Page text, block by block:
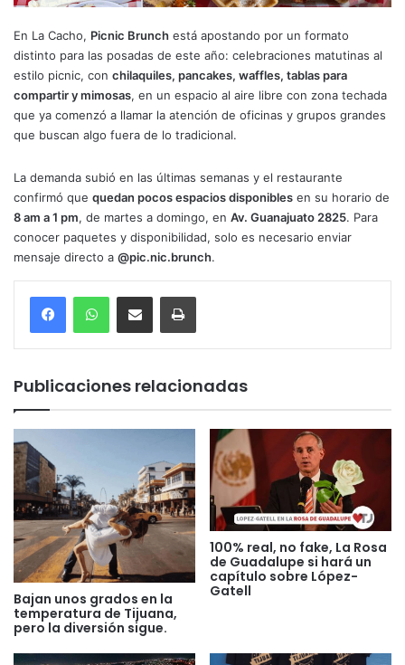
En La Cacho, Picnic Brunch está apostando por un formato
distinto para las posadas de este año: celebraciones matutinas al
estilo picnic, con chilaquiles, pancakes, waffles, tablas para
compartir y mimosas, en un espacio al aire libre con zona techada
que ya comenzó a llamar la atención de oficinas y grupos grandes
que buscan algo fuera de lo tradicional.
La demanda subió en las últimas semanas y el restaurante
confirmó que quedan pocos espacios disponibles en su horario de
8 am a 1 pm, de martes a domingo, en Av. Guanajuato 2825. Para
conocer paquetes y disponibilidad, solo es necesario enviar
mensaje directo a @pic.nic.brunch.
Compartir por correo electrónicoImprimir
Publicaciones relacionadas
Bajan unos grados en la
temperatura de Tijuana,
pero la diversión sigue.
100% real, no fake, La Rosa
de Guadalupe si hará un
capítulo sobre López-
Gatell